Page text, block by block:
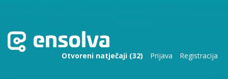
Otvoreni natječaji (32) Prijava Registracija